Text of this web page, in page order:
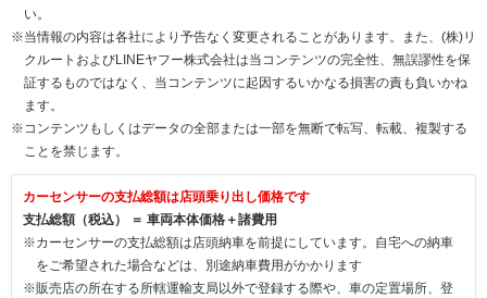
い。
※当情報の内容は各社により予告なく変更されることがあります。また、(株)リ
クルートおよびLINEヤフー株式会社は当コンテンツの完全性、無誤謬性を保
証するものではなく、当コンテンツに起因するいかなる損害の責も負いかね
ます。
※コンテンツもしくはデータの全部または一部を無断で転写、転載、複製する
ことを禁じます。
カーセンサーの支払総額は店頭乗り出し価格です
支払総額（税込） ＝ 車両本体価格＋諸費用
※カーセンサーの支払総額は店頭納車を前提にしています。自宅への納車
をご希望された場合などは、別途納車費用がかかります
※販売店の所在する所轄運輸支局以外で登録する際や、車の定置場所、登